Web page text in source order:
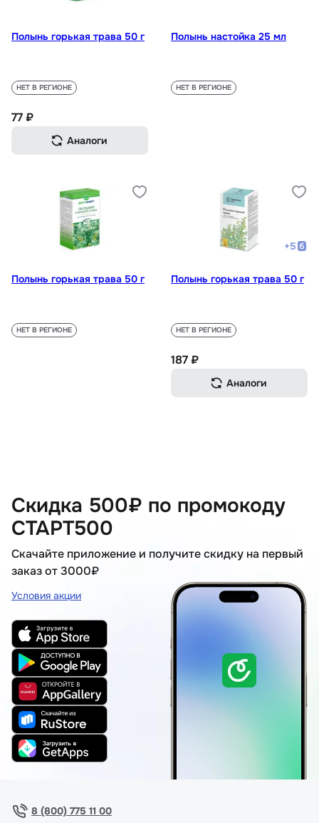
Полынь горькая трава 50 г
НЕТ В РЕГИОНЕ
77 ₽
Аналоги
Полынь настойка 25 мл
НЕТ В РЕГИОНЕ
Полынь горькая трава 50 г
НЕТ В РЕГИОНЕ
+5
Полынь горькая трава 50 г
НЕТ В РЕГИОНЕ
187 ₽
Аналоги
Скидка 500₽ по промокоду
СТАРТ500
Скачайте приложение и получите скидку на первый
заказ от 3000₽
Условия акции
8 (800) 775 11 00